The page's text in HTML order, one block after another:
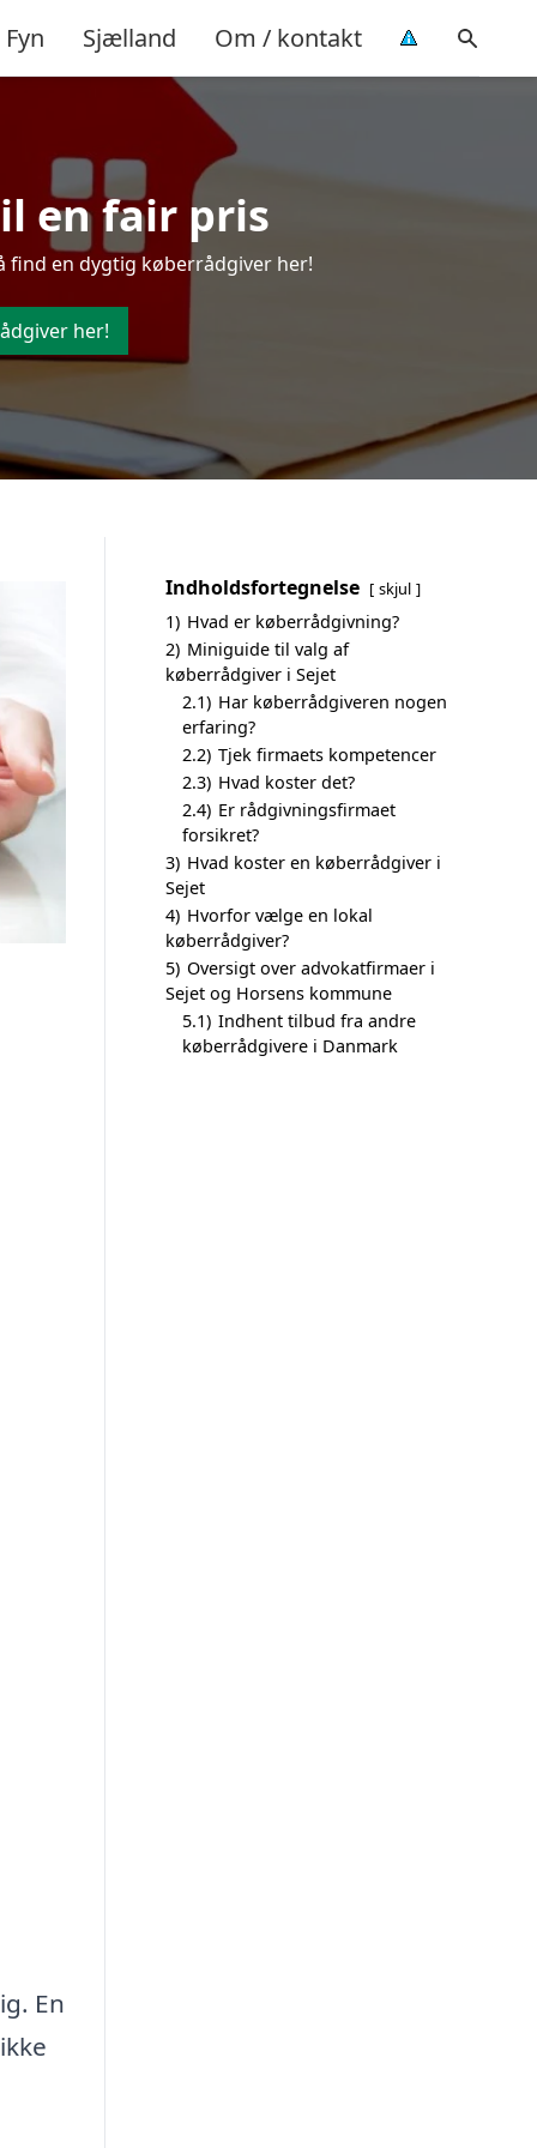
Fyn Sjælland Om / kontakt
en fair pris
find en dygtig køberrådgiver her!
her!
En
Indholdsfortegnelse skjul
1) Hvad er køberrådgivning?
2) Miniguide til valg af
køberrådgiver i Sejet
2.1) Har køberrådgiveren nogen
erfaring?
2.2) Tjek firmaets kompetencer
2.3) Hvad koster det?
2.4) Er rådgivningsfirmaet
forsikret?
3) Hvad koster en køberrådgiver i
Sejet
4) Hvorfor vælge en lokal
køberrådgiver?
5) Oversigt over advokatfirmaer i
Sejet og Horsens kommune
5.1) Indhent tilbud fra andre
køberrådgivere i Danmark